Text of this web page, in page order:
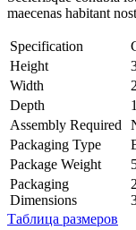
maecenas habitant
Specification
Height
Width
Depth
Assembly Required
Packaging Type
Package Weight
Packaging
Dimensions
Таблица размеров